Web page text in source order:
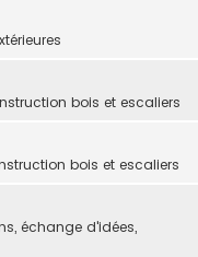
bois et escaliers
bois et escaliers
échange d'idées,